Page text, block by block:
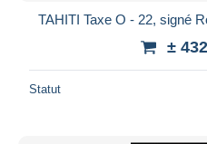
TAHITI Taxe O - 22, signé
±
Statut